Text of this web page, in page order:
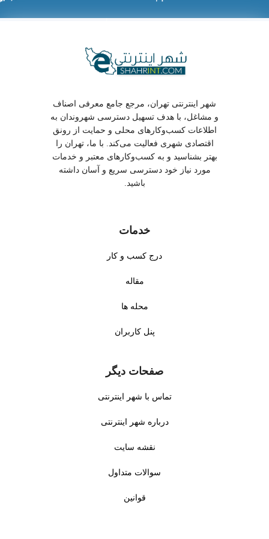
شهر اینترنتی تهران، مرجع جامع معرفی اصناف
و مشاغل، با هدف تسهیل دسترسی شهروندان به
اطلاعات کسب‌وکارهای محلی و حمایت از رونق
اقتصادی شهری فعالیت می‌کند. با ما، تهران را
بهتر بشناسید و به کسب‌وکارهای معتبر و خدمات
مورد نیاز خود دسترسی سریع و آسان داشته
باشید.
خدمات
درج کسب و کار
مقاله
محله ها
پنل کاربران
صفحات دیگر
تماس با شهر اینترنتی
درباره شهر اینترنتی
نقشه سایت
سوالات متداول
قوانین